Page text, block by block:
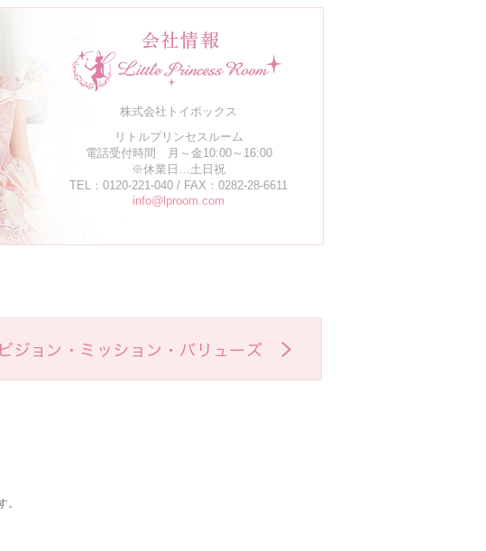
株式会社トイボックス
リトルプリンセスルーム
電話受付時間 月～金10:00～16:00
※休業日…土日祝
TEL：0120-221-040 / FAX：0282-28-6611
info@lproom.com
。